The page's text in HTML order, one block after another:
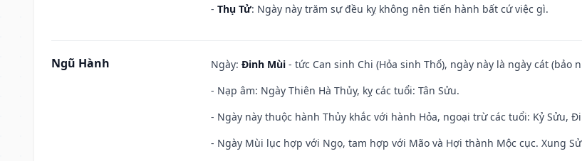
- Thụ Tử: Ngày này trăm sự đều kỵ không nên tiến hành bất cứ việc gì.
Ngũ Hành Ngày: Đinh Mùi - tức Can sinh Chi (Hỏa sinh Thổ), ngày này là ngày cát (bảo
- Nạp âm: Ngày Thiên Hà Thủy, kỵ các tuổi: Tân Sửu.
- Ngày này thuộc hành Thủy khắc với hành Hỏa, ngoại trừ các tuổi: Kỷ Sửu,
- Ngày Mùi lục hợp với Ngọ, tam hợp với Mão và Hợi thành Mộc cục. Xung